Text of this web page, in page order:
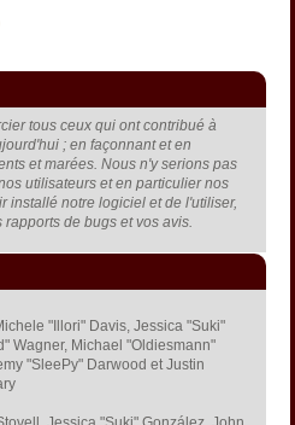
tous ceux qui ont contribué à
; en façonnant et en
et marées. Nous n'y serions pas
utilisateurs et en particulier nos
installé notre logiciel et de l'utiliser,
de bugs et vos avis.
"Illori" Davis, Jessica "Suki"
Wagner, Michael "Oldiesmann"
"SleePy" Darwood et Justin